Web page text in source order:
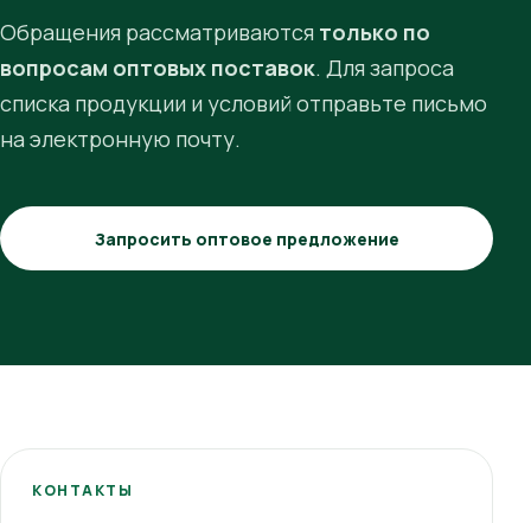
Обращения рассматриваются только по
вопросам оптовых поставок. Для запроса
списка продукции и условий отправьте письмо
на электронную почту.
Запросить оптовое предложение
КОНТАКТЫ